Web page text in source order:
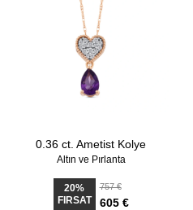
0.36 ct. Ametist Kolye
Altın ve Pırlanta
20%
FIRSAT
757 €
605 €